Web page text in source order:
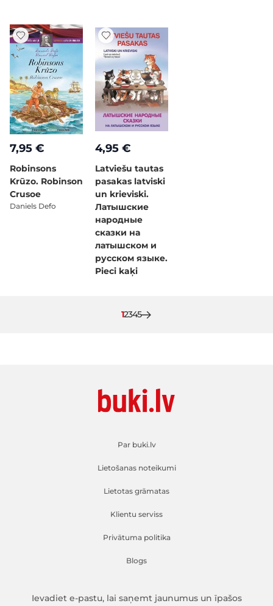
7,95 €
Robinsons
Krūzo. Robinson
Crusoe
Daniels Defo
4,95 €
Latviešu tautas
pasakas latviski
un krieviski.
Латышские
народные
сказки на
латышском и
русском языке.
Pieci kaķi
Pašlaik lasāt lapu
1Lapa
2Lapa
3Lapa
4Lapa
5
Par buki.lv
Lietošanas noteikumi
Lietotas grāmatas
Klientu serviss
Privātuma politika
Blogs
Ievadiet e-pastu, lai saņemt jaunumus un īpašos